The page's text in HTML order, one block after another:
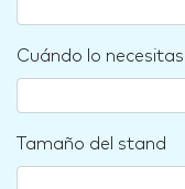
Cuándo lo necesitas
Tamaño del stand